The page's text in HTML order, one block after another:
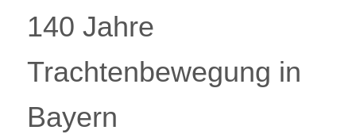
140 Jahre
Trachtenbewegung in
Bayern